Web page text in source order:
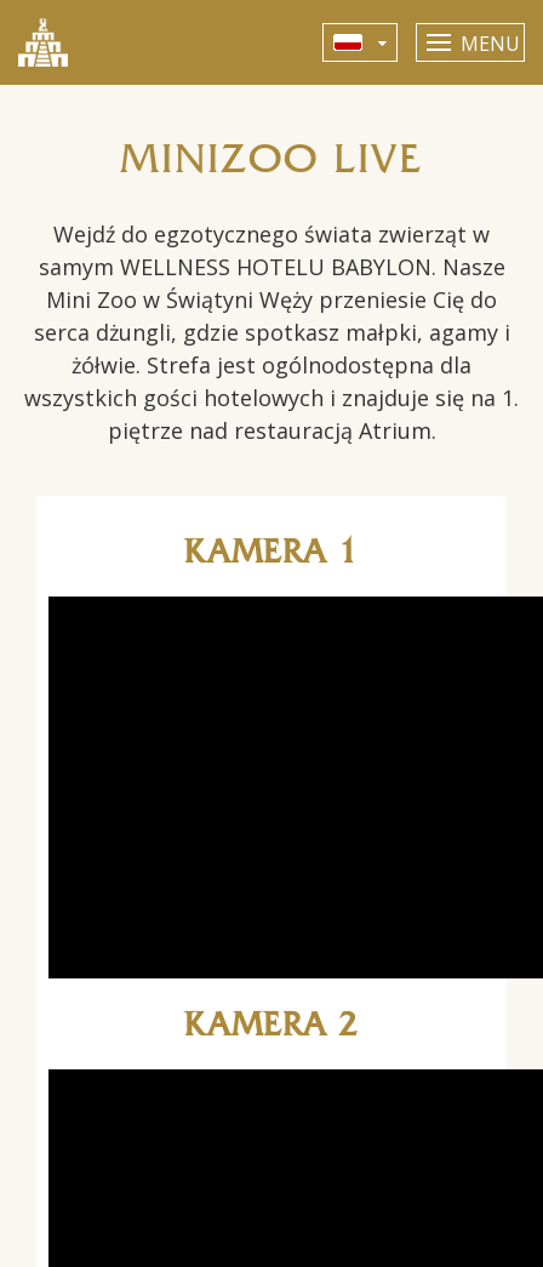
MENU
MINIZOO LIVE
Wejdź do egzotycznego świata zwierząt w
samym WELLNESS HOTELU BABYLON. Nasze
Mini Zoo w Świątyni Węży przeniesie Cię do
serca dżungli, gdzie spotkasz małpki, agamy i
żółwie. Strefa jest ogólnodostępna dla
wszystkich gości hotelowych i znajduje się na 1.
piętrze nad restauracją Atrium.
KAMERA 1
KAMERA 2